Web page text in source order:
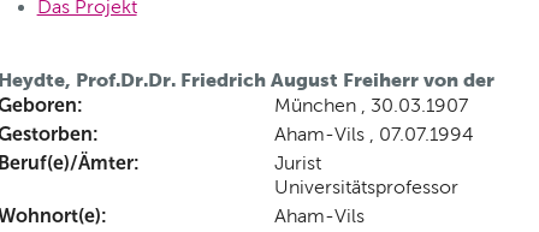
Das Projekt
Prof.Dr.Dr. Friedrich August Freiherr von der
München , 30.03.1907
Aham-Vils , 07.07.1994
Ämter:
Jurist
Universitätsprofessor
Aham-Vils